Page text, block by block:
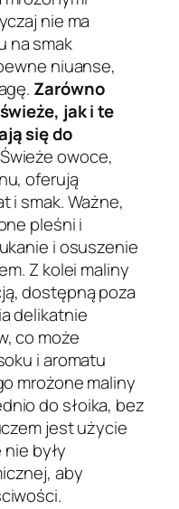
nie ma
na smak
niuanse,
Zarówno
jak i te
się do
Świeże owoce,
oferują
i smak. Ważne,
pleśni i
i osuszenie
Z kolei maliny
dostępną poza
delikatnie
co może
i aromatu
mrożone maliny
do słoika, bez
jest użycie
były
aby